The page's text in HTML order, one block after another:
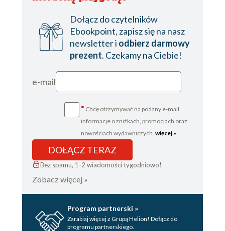
Dołącz do czytelników
Ebookpoint, zapisz się na nasz
newsletter i odbierz darmowy
prezent. Czekamy na Ciebie!
e-mail
* Chcę otrzymywać na podany e-mail
informacje o zniżkach, promocjach oraz
nowościach wydawniczych. więcej »
DOŁĄCZ TERAZ
Bez spamu, 1-2 wiadomości tygodniowo!
Zobacz więcej »
Program partnerski »
Zarabiaj więcej z Grupą Helion! Dołącz do
programu partnerskiego.